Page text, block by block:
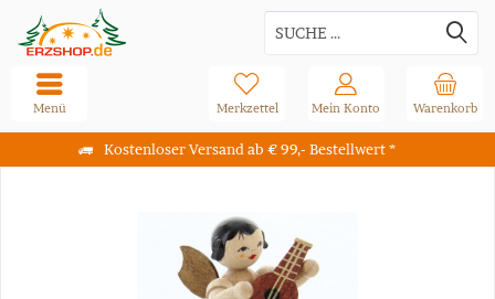
Kostenloser Versand ab € 99,- Bestellwert *
Warenkorb
Merkzettel Mein Konto
Menü